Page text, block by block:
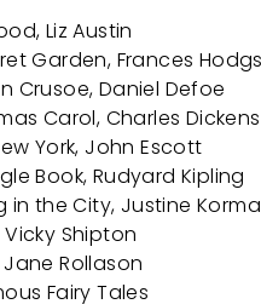
Liz Austin
Garden, Frances
Crusoe, Daniel Defoe
Carol, Charles Dickens
York, John Escott
Book, Rudyard Kipling
in the City, Justine
Shipton
Rollason
Fairy Tales